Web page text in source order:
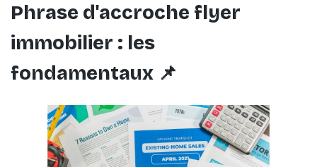
Phrase d'accroche flyer
immobilier : les
fondamentaux 📌